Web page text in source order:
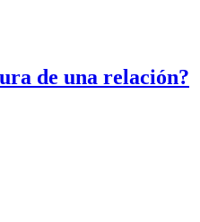
de una relación?